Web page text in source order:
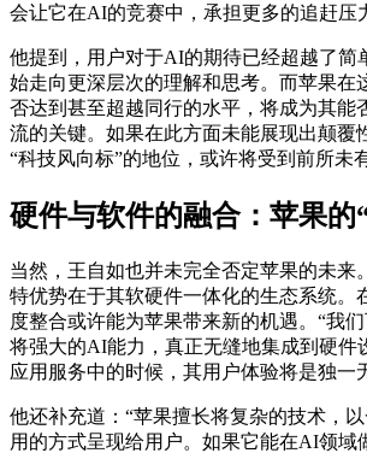
会让它在AI的竞赛中，承担更多的追赶压
他提到，用户对于AI的期待已经超越了简
始走向更深层次的理解和思考。而苹果在
否达到甚至超越同行的水平，将成为其能
流的关键。如果在此方面未能展现出颠覆
“科技风向标”的地位，或许将受到前所未
硬件与软件的融合：苹果的
当然，王自如也并未完全否定苹果的未来
特优势在于其软硬件一体化的生态系统。
度整合或许能为苹果带来新的机遇。“我
将强大的AI能力，真正无缝地集成到硬件
应用服务中的时候，其用户体验将是独一
他还补充道：“苹果擅长将复杂的技术，
用的方式呈现给用户。如果它能在AI领域